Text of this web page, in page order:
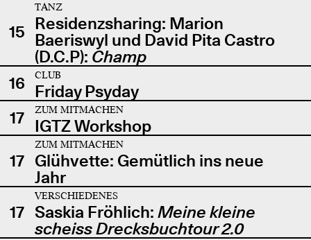
15
TANZ
Residenzsharing: Marion
Baeriswyl und David Pita Castro
(D.C.P): Champ
16
CLUB
Friday Psyday
17
ZUM MITMACHEN
IGTZ Workshop
17
ZUM MITMACHEN
Glühvette: Gemütlich ins neue
Jahr
17
VERSCHIEDENES
Saskia Fröhlich: Meine kleine
scheiss Drecksbuchtour 2.0